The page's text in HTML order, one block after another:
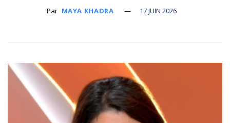
Par MAYA KHADRA 17 JUIN 2026